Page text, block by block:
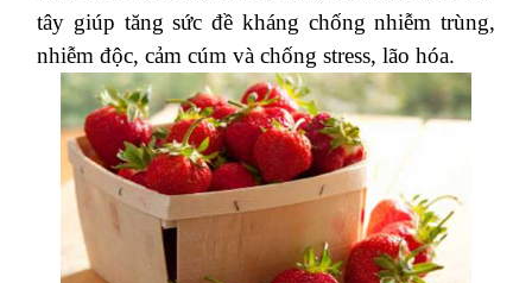
tây giúp tăng sức đề kháng chống nhiễm trùng,
nhiễm độc, cảm cúm và chống stress, lão hóa.